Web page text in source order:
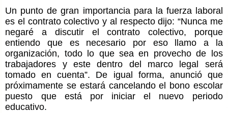
Un punto de gran importancia para la fuerza laboral
es el contrato colectivo y al respecto dijo: “Nunca me
negaré a discutir el contrato colectivo, porque
entiendo que es necesario por eso llamo a la
organización, todo lo que sea en provecho de los
trabajadores y este dentro del marco legal será
tomado en cuenta”. De igual forma, anunció que
próximamente se estará cancelando el bono escolar
puesto que está por iniciar el nuevo periodo
educativo.